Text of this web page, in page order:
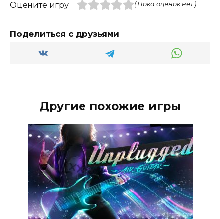
Оцените игру ( Пока оценок нет )
Поделиться с друзьями
Другие похожие игры